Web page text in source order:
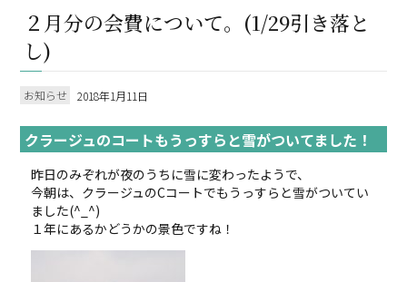
２月分の会費について。(1/29引き落と
し)
お知らせ 2018年1月11日
クラージュのコートもうっすらと雪がついてました！
昨日のみぞれが夜のうちに雪に変わったようで、
今朝は、クラージュのCコートでもうっすらと雪がついてい
ました(^_^)
１年にあるかどうかの景色ですね！